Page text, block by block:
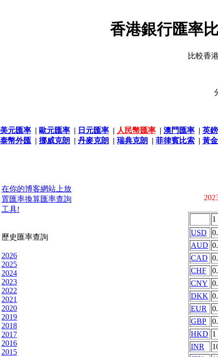
香港銀行匯率
比較香
美元匯率 | 歐元匯率 | 日元匯率 | 人民幣匯率 | 澳門匯率 | 英
泰幣外匯 | 挪威克朗 | 丹麥克朗 | 瑞典克朗 | 菲律賓比索 | 黃
在你的博客網站上放
置匯率換算匯率查詢
工具!
歷史匯率查詢
2026
2025
2024
2023
2022
2021
2020
2019
2018
2017
2016
2015
1
USD
AUD
CAD
CHF
CNY
DKK
EUR
GBP
HKD 1
INR